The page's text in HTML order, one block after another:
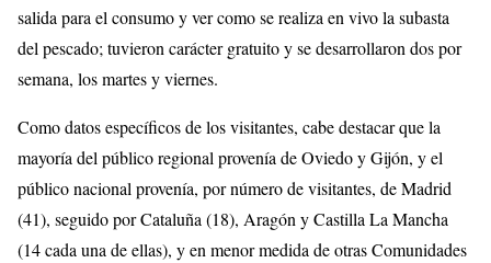
salida para el consumo y ver como se realiza en vivo la subasta
del pescado; tuvieron carácter gratuito y se desarrollaron dos por
semana, los martes y viernes.
Como datos específicos de los visitantes, cabe destacar que la
mayoría del público regional provenía de Oviedo y Gijón, y el
público nacional provenía, por número de visitantes, de Madrid
(41), seguido por Cataluña (18), Aragón y Castilla La Mancha
(14 cada una de ellas), y en menor medida de otras Comunidades